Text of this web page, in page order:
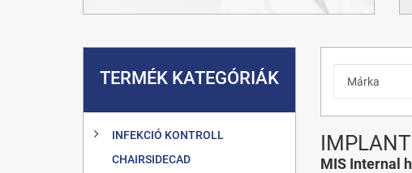
TERMÉK KATEGÓRIÁK
INFEKCIÓ KONTROLL
CHAIRSIDECAD
MIS Internal